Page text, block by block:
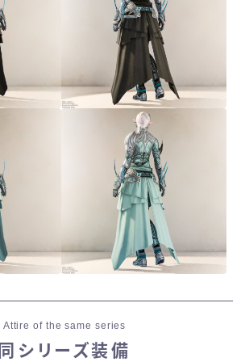
Attire of the same series
同シリーズ装備